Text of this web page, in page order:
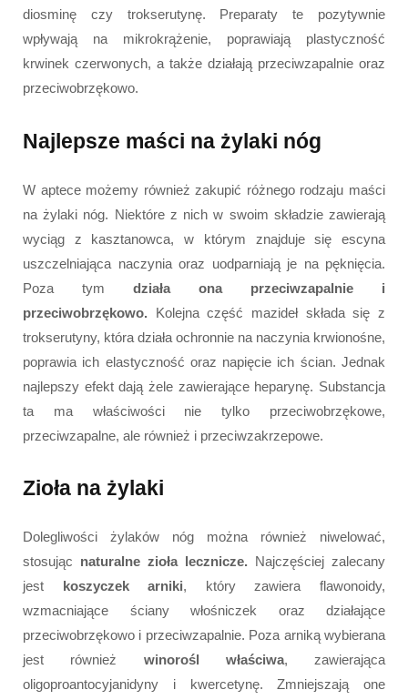
diosminę czy trokserutynę. Preparaty te pozytywnie
wpływają na mikrokrążenie, poprawiają plastyczność
krwinek czerwonych, a także działają przeciwzapalnie oraz
przeciwobrzękowo.
Najlepsze maści na żylaki nóg
W aptece możemy również zakupić różnego rodzaju maści
na żylaki nóg. Niektóre z nich w swoim składzie zawierają
wyciąg z kasztanowca, w którym znajduje się escyna
uszczelniająca naczynia oraz uodparniają je na pęknięcia.
Poza tym działa ona przeciwzapalnie i
przeciwobrzękowo. Kolejna część mazideł składa się z
trokserutyny, która działa ochronnie na naczynia krwionośne,
poprawia ich elastyczność oraz napięcie ich ścian. Jednak
najlepszy efekt dają żele zawierające heparynę. Substancja
ta ma właściwości nie tylko przeciwobrzękowe,
przeciwzapalne, ale również i przeciwzakrzepowe.
Zioła na żylaki
Dolegliwości żylaków nóg można również niwelować,
stosując naturalne zioła lecznicze. Najczęściej zalecany
jest koszyczek arniki, który zawiera flawonoidy,
wzmacniające ściany włośniczek oraz działające
przeciwobrzękowo i przeciwzapalnie. Poza arniką wybierana
jest również winorośl właściwa, zawierająca
oligoproantocyjanidyny i kwercetynę. Zmniejszają one